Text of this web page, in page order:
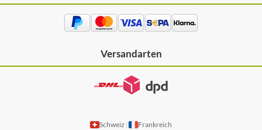
Versandarten
Schweiz Frankreich